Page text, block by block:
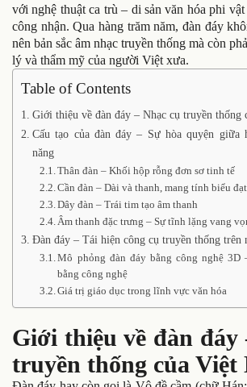
với nghệ thuật ca trù – di sản văn hóa phi
công nhận. Qua hàng trăm năm, đàn đáy
nên bản sắc âm nhạc truyền thống mà còn
lý và thẩm mỹ của người Việt xưa.
Table of Contents
Giới thiệu về đàn đáy – Nhạc cụ truyền thống
Cấu tạo của đàn đáy – Sự hòa quyện giữa
năng
Thân đàn – Khối hộp rỗng đơn sơ tinh tế
Cần đàn – Dài và thanh, mang tính biểu
Dây đàn – Trái tim tạo âm thanh
Âm thanh đặc trưng – Sự tĩnh lặng vang
Đàn đáy – Tái hiện công cụ truyền thống trên
Mô phỏng đàn đáy bằng công nghệ 3D
bằng công nghệ
Giá trị giáo dục trong lĩnh vực văn hóa
Giới thiệu về đàn đáy
truyền thống của Việt